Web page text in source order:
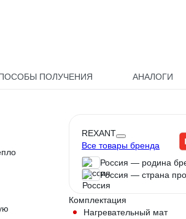
ПОЛУЧЕНИЯ АНАЛОГИ
REXANT
Все товары бренда
Россия — родина
Россия — страна
Комплектация
Нагревательный мат